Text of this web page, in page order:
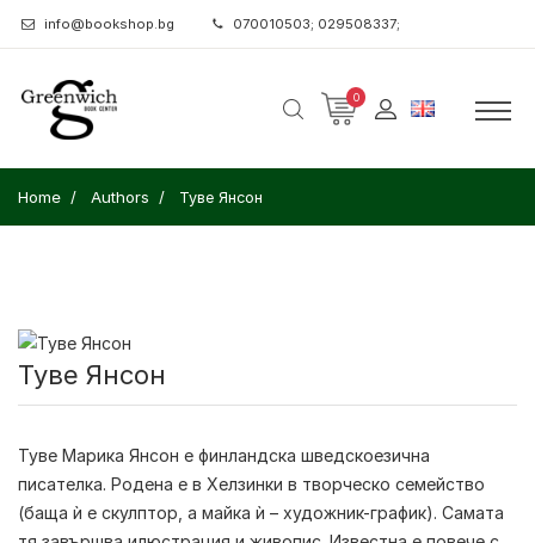
info@bookshop.bg 070010503; 029508337;
0
Home Authors Туве Янсон
Туве Янсон
Туве Марика Янсон е финландска шведскоезична
писателка. Родена е в Хелзинки в творческо семейство
(баща ѝ е скулптор, а майка ѝ – художник-график). Самата